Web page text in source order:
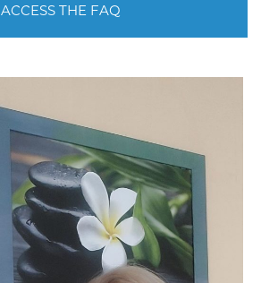
ACCESS THE FAQ